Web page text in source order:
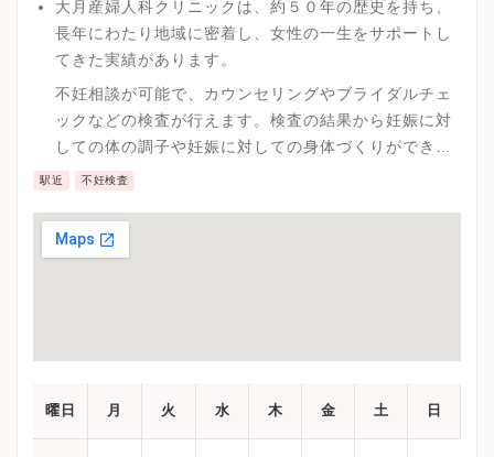
大月産婦人科クリニックは、約５０年の歴史を持ち、
長年にわたり地域に密着し、女性の一生をサポートし
てきた実績があります。
不妊相談が可能で、カウンセリングやブライダルチェ
ックなどの検査が行えます。検査の結果から妊娠に対
しての体の調子や妊娠に対しての身体づくりができる
とともに任槓子プランをしっかりと組んでいけます。
駅近 不妊検査
曜日 月 火 水 木 金 土 日